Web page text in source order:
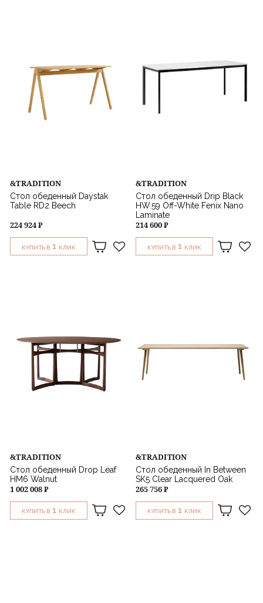
&TRADITION
Стол обеденный Daystak
Table RD2 Beech
224 924 ₽
КУПИТЬ В 1 КЛИК
&TRADITION
Стол обеденный Drip Black
HW.59 Off-White Fenix Nano
Laminate
214 600 ₽
КУПИТЬ В 1 КЛИК
&TRADITION
Стол обеденный Drop Leaf
HM6 Walnut
1 002 008 ₽
КУПИТЬ В 1 КЛИК
&TRADITION
Стол обеденный In Between
SK5 Clear Lacquered Oak
265 756 ₽
КУПИТЬ В 1 КЛИК